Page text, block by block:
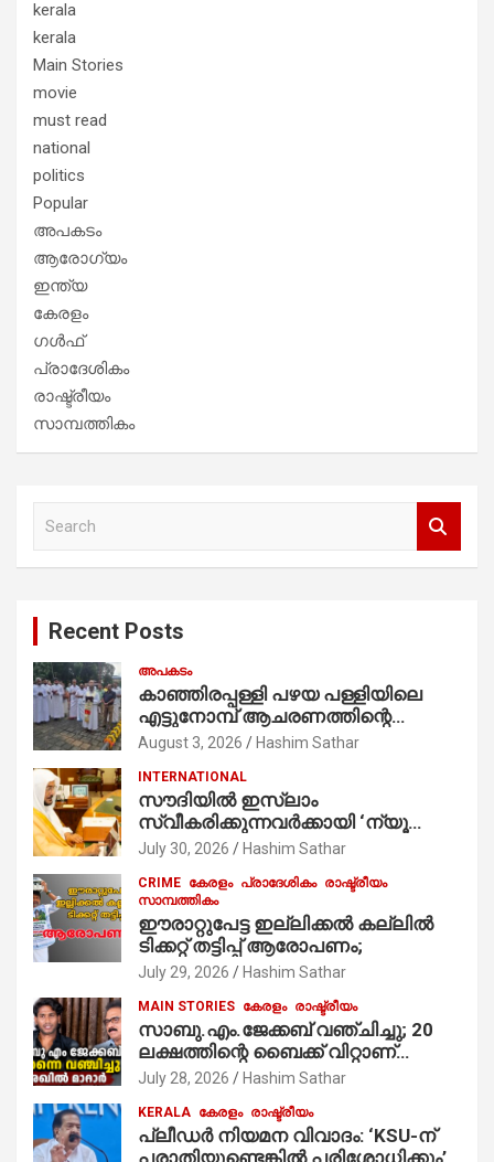
kerala
kerala
Main Stories
movie
must read
national
politics
Popular
അപകടം
ആരോഗ്യം
ഇന്ത്യ
കേരളം
ഗൾഫ്
പ്രാദേശികം
രാഷ്ട്രീയം
സാമ്പത്തികം
Recent Posts
അപകടം
കാഞ്ഞിരപ്പള്ളി പഴയ പള്ളിയിലെ
എട്ടുനോമ്പ് ആചരണത്തിന്റെ
ഭാഗമായുള്ള പന്തലിന്റെ കാൽനാട്ട്
കുര്യൻ താമരശ്ശേരി
നിർവഹിക്കുന്നു.
August 3, 2026 Hashim Sathar
INTERNATIONAL
സൗദിയില്‍ ഇസ്‌ലാം
സ്വീകരിക്കുന്നവര്‍ക്കായി ‘ന്യൂ
മുസ്ലിം’ ഡിജിറ്റല്‍ കാര്‍ഡ് സേവനം
July 30, 2026 Hashim Sathar
CRIME കേരളം പ്രാദേശികം രാഷ്ട്രീയം
സാമ്പത്തികം
ഈരാറ്റുപേട്ട ഇല്ലിക്കൽ കല്ലിൽ
ടിക്കറ്റ് തട്ടിപ്പ് ആരോപണം;
July 29, 2026 Hashim Sathar
MAIN STORIES കേരളം രാഷ്ട്രീയം
സാബു.എം.ജേക്കബ് വഞ്ചിച്ചു; 20
ലക്ഷത്തിന്റെ ബൈക്ക് വിറ്റാണ്
തൃക്കാക്കരയില്‍ മത്സരിച്ചത്!
മാത്രമാണ് ഉണ്ടായിരുന്നത്;
സാബുവിന്റേത് വ്യക്തിപരമായ
July 28, 2026 Hashim Sathar
KERALA കേരളം രാഷ്ട്രീയം
പ്ലീഡർ നിയമന വിവാദം: ‘KSU-ന്
പരാതിയുണ്ടെങ്കിൽ പരിശോധിക്കും’;